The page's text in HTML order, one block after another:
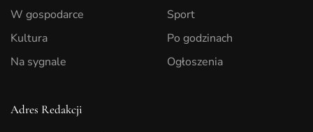
W gospodarce
Kultura
Na sygnale
Sport
Po godzinach
Ogłoszenia
Adres Redakcji